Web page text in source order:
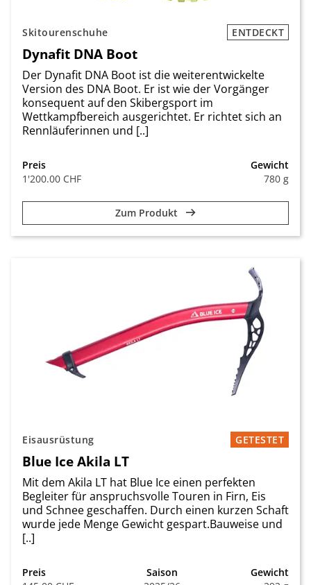
Skitourenschuhe ENTDECKT
Dynafit DNA Boot
Der Dynafit DNA Boot ist die weiterentwickelte
Version des DNA Boot. Er ist wie der Vorgänger
konsequent auf den Skibergsport im
Wettkampfbereich ausgerichtet. Er richtet sich an
Rennläuferinnen und [..]
Preis
1'200.00 CHF
Gewicht
780 g
Zum Produkt
Eisausrüstung GETESTET
Blue Ice Akila LT
Mit dem Akila LT hat Blue Ice einen perfekten
Begleiter für anspruchsvolle Touren in Firn, Eis
und Schnee geschaffen. Durch einen kurzen Schaft
wurde jede Menge Gewicht gespart.Bauweise und
[..]
Preis
Saison
Gewicht